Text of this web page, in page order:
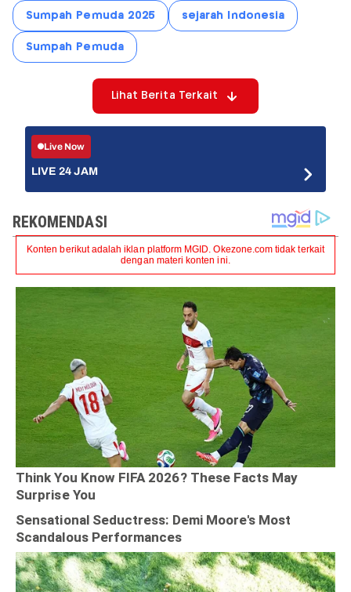
Sumpah Pemuda 2025 sejarah Indonesia
Sumpah Pemuda
Lihat Berita Terkait
Live Now
LIVE 24 JAM